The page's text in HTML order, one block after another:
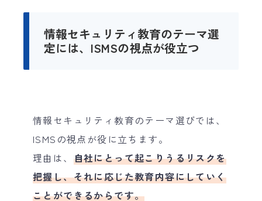
5. よくある質問(FAQ)
情報セキュリティ教育のテーマ選
定には、ISMSの視点が役立つ
情報セキュリティ教育のテーマ選びでは、
ISMSの視点が役に立ちます。
理由は、 自社にとって起こりうるリスクを
把握し、それに応じた教育内容にしていく
ことができるからです。